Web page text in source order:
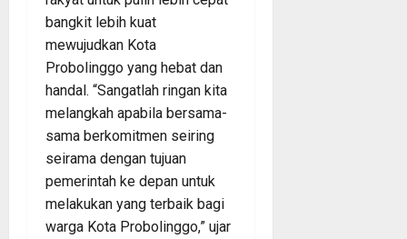
bangkit lebih kuat
mewujudkan Kota
Probolinggo yang hebat dan
handal. “Sangatlah ringan kita
melangkah apabila bersama-
sama berkomitmen seiring
seirama dengan tujuan
pemerintah ke depan untuk
melakukan yang terbaik bagi
warga Kota Probolinggo,” ujar